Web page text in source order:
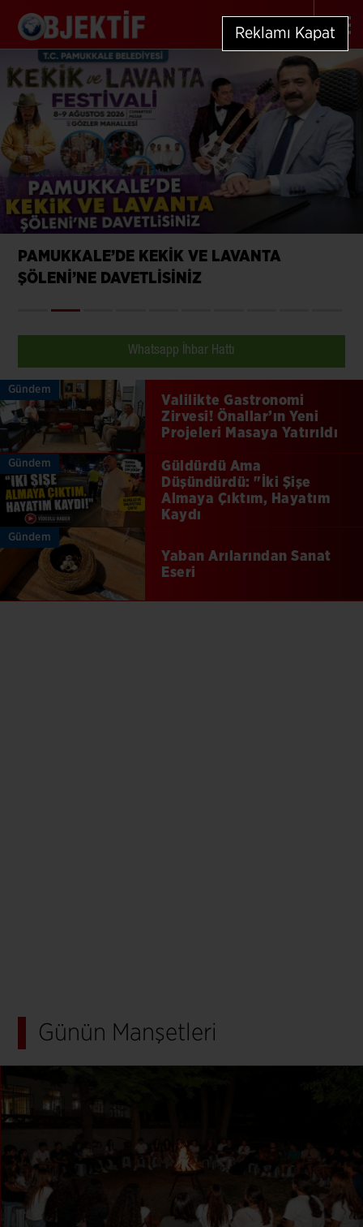
Reklamı Kapat
Denizli Büyükşehir’le
Whatsapp İhbar Hattı
Gündem
Valilikte Gastronomi
Zirvesi! Önallar’ın Yeni
Projeleri Masaya Yatırıldı
Gündem
Güldürdü Ama
Düşündürdü: "İki Şişe
Almaya Çıktım, Hayatım
Kaydı
Gündem
Yaban Arılarından Sanat
Eseri
Günün Manşetleri